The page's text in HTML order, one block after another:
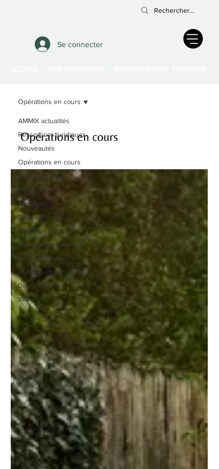
Se connecter
AMMIX actualités
Ressources juridiques
Nouveautés
Opérations en cours
Notre parcours
Déficit Foncier
Rénovation
Rentabilité
Avantage fiscal
Monument Historique
Vente achevée
Investissement locatif
Denormandie
VIR
Opérations en cours
Opérations en cours